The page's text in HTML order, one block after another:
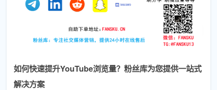
如何快速提升YouTube浏览量？粉丝库为您提供一站式
解决方案